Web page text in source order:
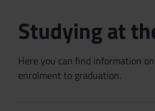
Studying at
Here you can find information
enrolment to graduation.